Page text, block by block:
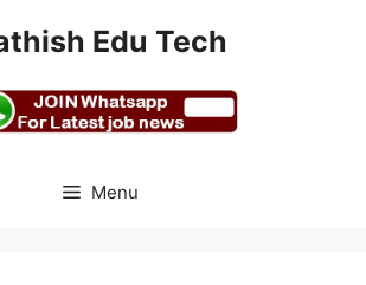
Edu Tech
Menu